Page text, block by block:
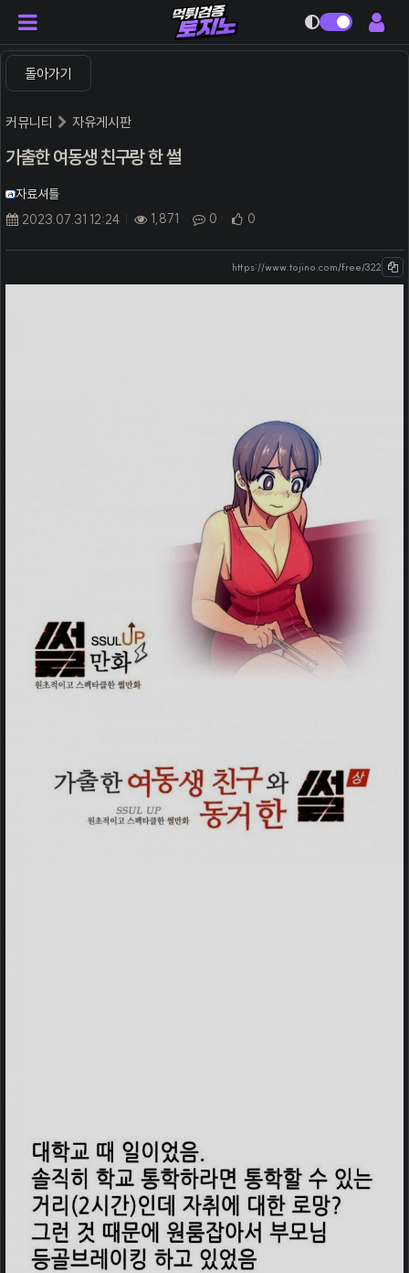
다크모드
돌아가기
커뮤니티 자유게시판
가출한 여동생 친구랑 한 썰
자료셔틀
2023.07.31 12:24
1,871 0 0
https://www.tojino.com/free/322